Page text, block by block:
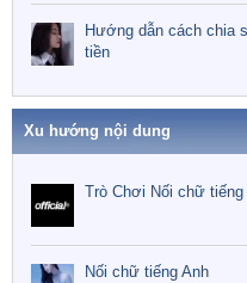
Hướng dẫn cách chia
tiền
Xu hướng nội dung
Trò Chơi Nối chữ tiếng
Nối chữ tiếng Anh